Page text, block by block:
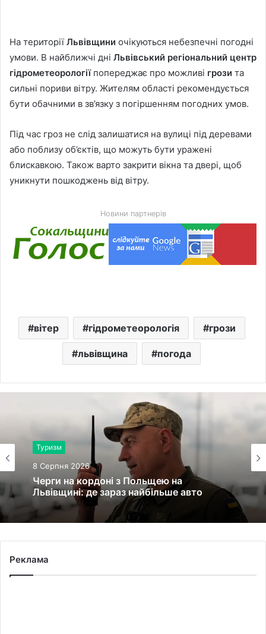
На території Львівщини очікуються небезпечні погодні
умови. В найближчі дні Львівський регіональний центр
гідрометеорологіїпопереджає про можливі грози та
сильні пориви вітру. Жителям області рекомендується
бути обачними в зв’язку з погіршенням погодних умов.
Під час гроз не слід залишатися на вулиці під деревами
або поблизу об’єктів, що можуть бути уражені
блискавкою. Також варто закрити вікна та двері, щоб
уникнути пошкоджень від вітру.
Новини партнерів
вітер гідрометеорологія грози
львівщина погода
Туризм
8 Серпня 2026
Черги на кордоні з Польщею на
Львівщині: де зараз найбільше авто
Реклама